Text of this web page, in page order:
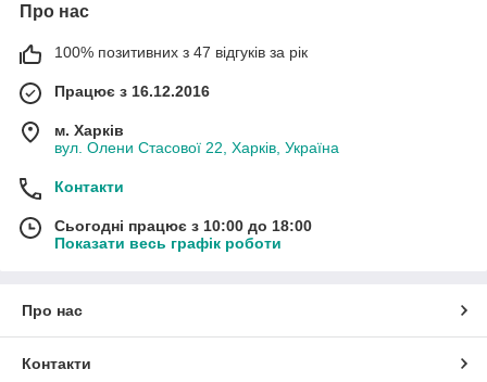
Про нас
100% позитивних з 47 відгуків за рік
Працює з 16.12.2016
м. Харків
вул. Олени Стасової 22, Харків, Україна
Контакти
Сьогодні працює з 10:00 до 18:00
Показати весь графік роботи
Про нас
Контакти